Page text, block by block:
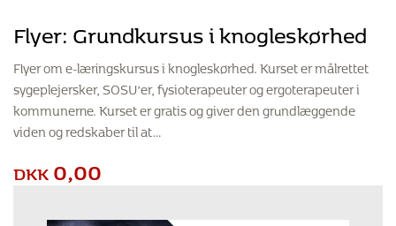
Flyer: Grundkursus i knogleskørhed
Flyer om e-læringskursus i knogleskørhed. Kurset er målrettet
sygeplejersker, SOSU’er, fysioterapeuter og ergoterapeuter i
kommunerne. Kurset er gratis og giver den grundlæggende
viden og redskaber til at…
DKK0,00